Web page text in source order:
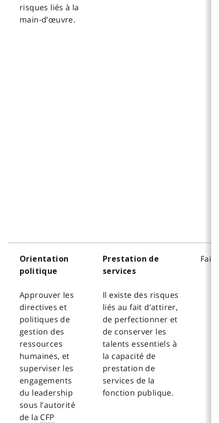
risques liés à la
main-d’œuvre.
Orientation
politique
Approuver les
directives et
politiques de
gestion des
ressources
humaines, et
superviser les
engagements
du leadership
sous l’autorité
de la CFP
Prestation de
services
Il existe des risques
liés au fait d’attirer,
de perfectionner et
de conserver les
talents essentiels à
la capacité de
prestation de
services de la
fonction publique.